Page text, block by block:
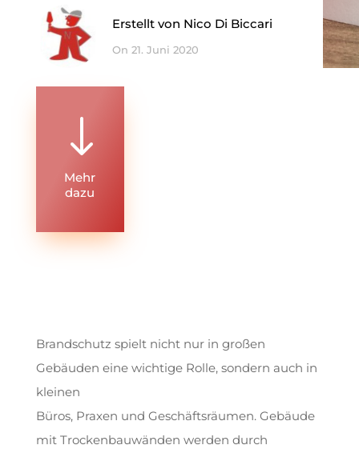
Erstellt von Nico Di Biccari
On 21. Juni 2020
"
Mehr
dazu
Brandschutz spielt nicht nur in großen
Gebäuden eine wichtige Rolle, sondern auch in
kleinen
Büros, Praxen und Geschäftsräumen. Gebäude
mit Trockenbauwänden werden durch